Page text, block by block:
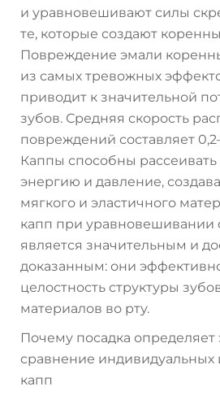
и уравновешивают силы
те, которые создают
Повреждение эмали
из самых тревожных
приводит к значительной
зубов. Средняя скорость
повреждений составляет
Каппы способны
энергию и давление,
мягкого и эластичного
капп при уравновешивании
является значительным и
доказанным: они
целостность структуры
материалов во рту.
Почему посадка определяет
сравнение индивидуальных
капп